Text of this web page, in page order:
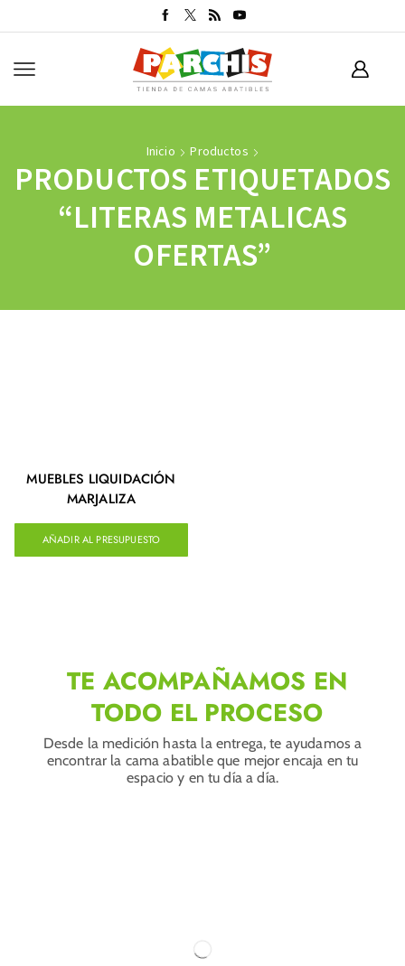
Inicio Productos
PRODUCTOS ETIQUETADOS
“LITERAS METALICAS
OFERTAS”
MUEBLES LIQUIDACIÓN
MARJALIZA
AÑADIR AL PRESUPUESTO
TE ACOMPAÑAMOS EN
TODO EL PROCESO
Desde la medición hasta la entrega, te ayudamos a
encontrar la cama abatible que mejor encaja en tu
espacio y en tu día a día.